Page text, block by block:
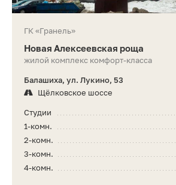
ГК «Гранель»
Новая Алексеевская роща
жилой комплекс комфорт-класса
Балашиха, ул. Лукино, 53
Щёлковское шоссе
Студии
1-комн.
2-комн.
3-комн.
4-комн.